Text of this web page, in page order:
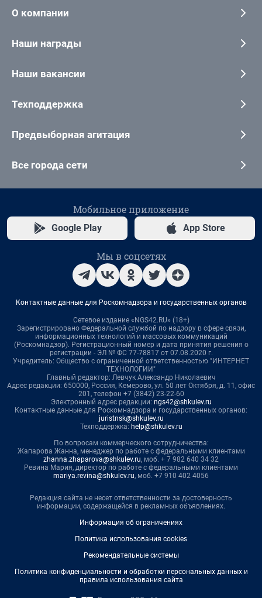
О компании
Наши награды
Наши вакансии
Техподдержка
Предвыборная агитация
Все города сети
Мобильное приложение
Google Play App Store
Мы в соцсетях
Контактные данные для Роскомнадзора и государственных органов
Сетевое издание «NGS42.RU» (18+)
Зарегистрировано Федеральной службой по надзору в сфере связи,
информационных технологий и массовых коммуникаций
(Роскомнадзор). Регистрационный номер и дата принятия решения о
регистрации - ЭЛ № ФС 77-78817 от 07.08.2020 г.
Учредитель: Общество с ограниченной ответственностью "ИНТЕРНЕТ
ТЕХНОЛОГИИ"
Главный редактор: Левчук Александр Николаевич
Адрес редакции: 650000, Россия, Кемерово, ул. 50 лет Октября, д. 11, офис
201, телефон +7 (3842) 23-22-60
Электронный адрес редакции: ngs42@shkulev.ru
Контактные данные для Роскомнадзора и государственных органов:
juristnsk@shkulev.ru
Техподдержка: help@shkulev.ru
По вопросам коммерческого сотрудничества:
Жапарова Жанна, менеджер по работе с федеральными клиентами
zhanna.zhaparova@shkulev.ru, моб. + 7 982 640 34 32
Ревина Мария, директор по работе с федеральными клиентами
mariya.revina@shkulev.ru, моб. +7 910 402 4056
Редакция сайта не несет ответственности за достоверность
информации, содержащейся в рекламных объявлениях.
Информация об ограничениях
Политика использования cookies
Рекомендательные системы
Политика конфиденциальности и обработки персональных данных и
правила использования сайта